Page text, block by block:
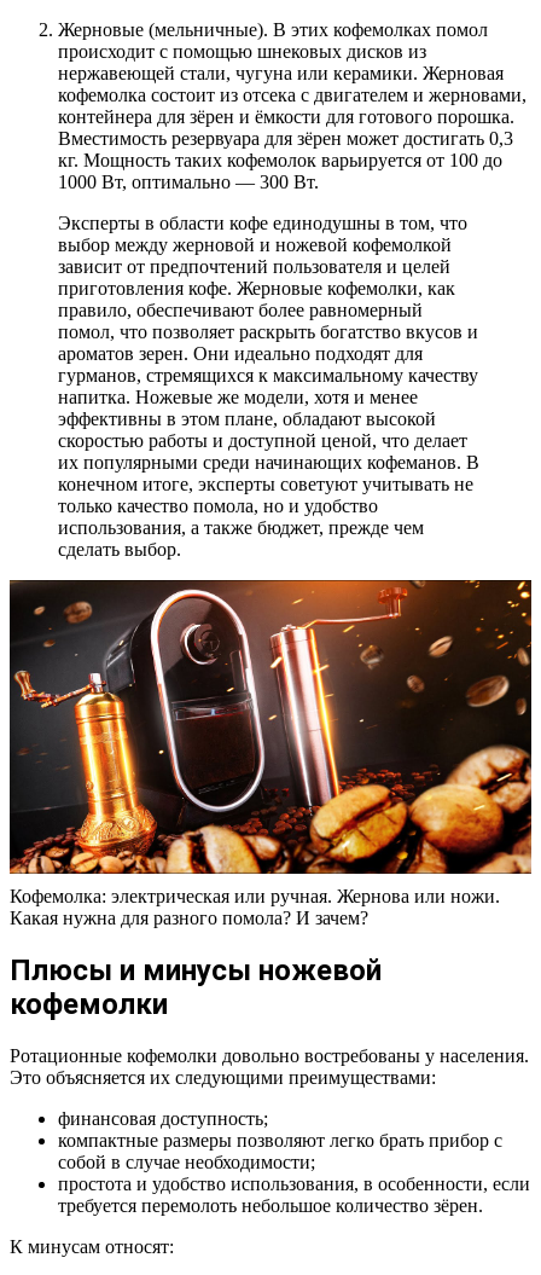
Жерновые (мельничные). В этих кофемолках помол
происходит с помощью шнековых дисков из
нержавеющей стали, чугуна или керамики. Жерновая
кофемолка состоит из отсека с двигателем и жерновами,
контейнера для зёрен и ёмкости для готового порошка.
Вместимость резервуара для зёрен может достигать 0,3
кг. Мощность таких кофемолок варьируется от 100 до
1000 Вт, оптимально — 300 Вт.
Эксперты в области кофе единодушны в том, что
выбор между жерновой и ножевой кофемолкой
зависит от предпочтений пользователя и целей
приготовления кофе. Жерновые кофемолки, как
правило, обеспечивают более равномерный
помол, что позволяет раскрыть богатство вкусов и
ароматов зерен. Они идеально подходят для
гурманов, стремящихся к максимальному качеству
напитка. Ножевые же модели, хотя и менее
эффективны в этом плане, обладают высокой
скоростью работы и доступной ценой, что делает
их популярными среди начинающих кофеманов. В
конечном итоге, эксперты советуют учитывать не
только качество помола, но и удобство
использования, а также бюджет, прежде чем
сделать выбор.
Кофемолка: электрическая или ручная. Жернова или ножи.
Какая нужна для разного помола? И зачем?
Плюсы и минусы ножевой
кофемолки
Ротационные кофемолки довольно востребованы у населения.
Это объясняется их следующими преимуществами:
финансовая доступность;
компактные размеры позволяют легко брать прибор с
собой в случае необходимости;
простота и удобство использования, в особенности, если
требуется перемолоть небольшое количество зёрен.
К минусам относят: